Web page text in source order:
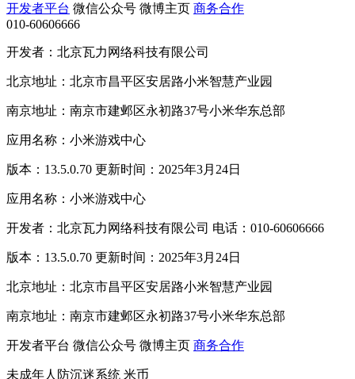
开发者平台 微信公众号 微博主页 商务合作
010-60606666
开发者：北京瓦力网络科技有限公司
北京地址：北京市昌平区安居路小米智慧产业园
南京地址：南京市建邺区永初路37号小米华东总部
应用名称：小米游戏中心
版本：13.5.0.70 更新时间：2025年3月24日
应用名称：小米游戏中心
开发者：北京瓦力网络科技有限公司 电话：010-60606666
版本：13.5.0.70 更新时间：2025年3月24日
北京地址：北京市昌平区安居路小米智慧产业园
南京地址：南京市建邺区永初路37号小米华东总部
开发者平台 微信公众号 微博主页 商务合作
未成年人防沉迷系统 米币